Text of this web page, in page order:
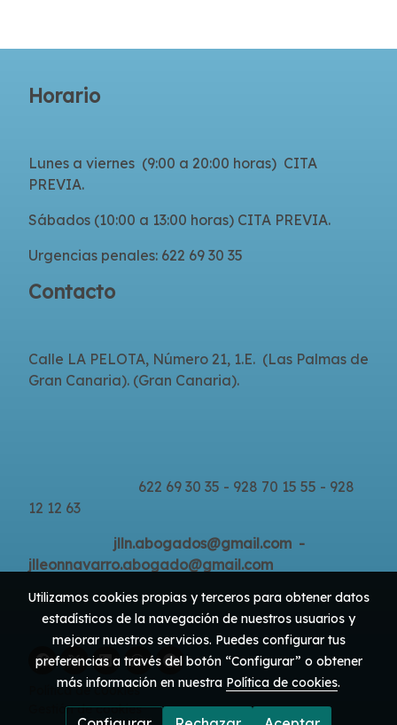
Horario
Lunes a viernes (9:00 a 20:00 horas) CITA
PREVIA.
Sábados (10:00 a 13:00 horas) CITA PREVIA.
Urgencias penales: 622 69 30 35
Contacto
Calle LA PELOTA, Número 21, 1.E. (Las Palmas de
Gran Canaria). (Gran Canaria).
622 69 30 35 - 928 70 15 55 - 928
12 12 63
jlln.abogados@gmail.com -
jlleonnavarro.abogado@gmail.com
Política de cookies
Gestión de cookies
Utilizamos cookies propias y terceros para obtener datos
estadísticos de la navegación de nuestros usuarios y
mejorar nuestros servicios. Puedes configurar tus
preferencias a través del botón “Configurar” o obtener
más información en nuestra Política de cookies.